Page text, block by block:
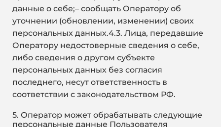
данные о себе;– сообщать Оператору об
уточнении (обновлении, изменении) своих
персональных данных.4.3. Лица, передавшие
Оператору недостоверные сведения о себе,
либо сведения о другом субъекте
персональных данных без согласия
последнего, несут ответственность в
соответствии с законодательством РФ.
5. Оператор может обрабатывать следующие
персональные данные Пользователя